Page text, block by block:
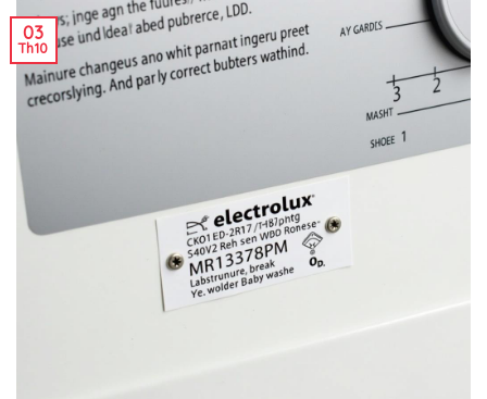
03
Th10